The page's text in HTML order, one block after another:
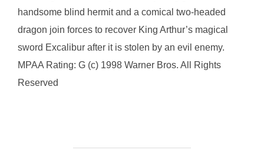
handsome blind hermit and a comical two-headed
dragon join forces to recover King Arthur’s magical
sword Excalibur after it is stolen by an evil enemy.
MPAA Rating: G (c) 1998 Warner Bros. All Rights
Reserved